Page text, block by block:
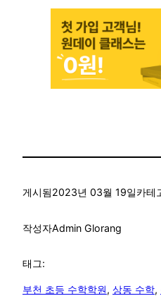
게시됨2023년 03월 19일카테
작성자Admin Glorang
태그:
부천 초등 수학학원, 상동 수학,